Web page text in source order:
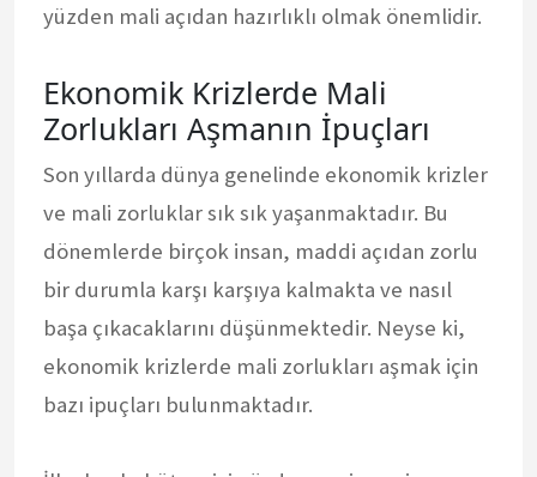
yüzden mali açıdan hazırlıklı olmak önemlidir.
Ekonomik Krizlerde Mali
Zorlukları Aşmanın İpuçları
Son yıllarda dünya genelinde ekonomik krizler
ve mali zorluklar sık sık yaşanmaktadır. Bu
dönemlerde birçok insan, maddi açıdan zorlu
bir durumla karşı karşıya kalmakta ve nasıl
başa çıkacaklarını düşünmektedir. Neyse ki,
ekonomik krizlerde mali zorlukları aşmak için
bazı ipuçları bulunmaktadır.